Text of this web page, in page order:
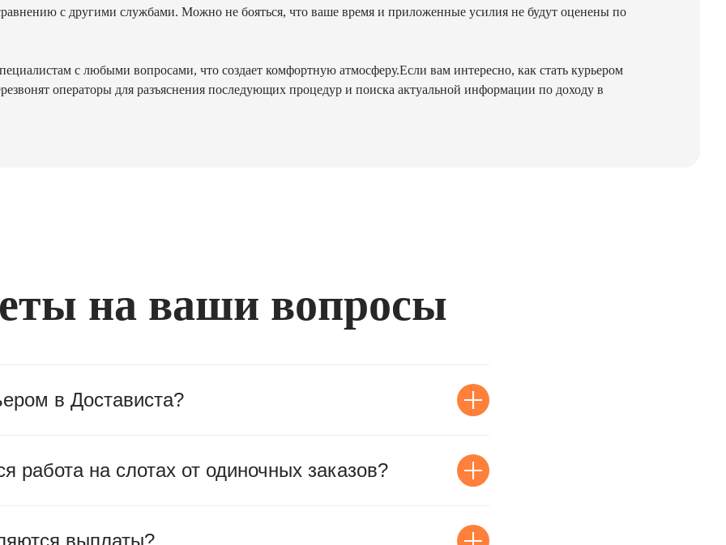
с другими службами. Можно не бояться, что ваше время и приложенные усилия не будут оценены по
с любыми вопросами, что создает комфортную атмосферу.Если вам интересно, как стать курьером
операторы для разъяснения последующих процедур и поиска актуальной информации по доходу в
на ваши вопросы
в Достависта?
работа на слотах от одиночных заказов?
выплаты?